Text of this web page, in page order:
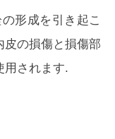
形成を引き起こ
皮の損傷と損傷部
用されます.